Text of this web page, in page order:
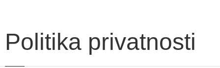
Politika privatnosti